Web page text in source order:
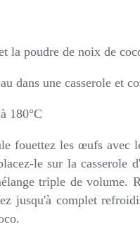
la poudre de noix de
dans une casserole et
180°C
fouettez les œufs avec
le sur la casserole
triple de volume.
jusqu'à complet